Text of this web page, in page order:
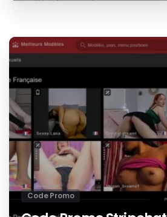
Code Promo